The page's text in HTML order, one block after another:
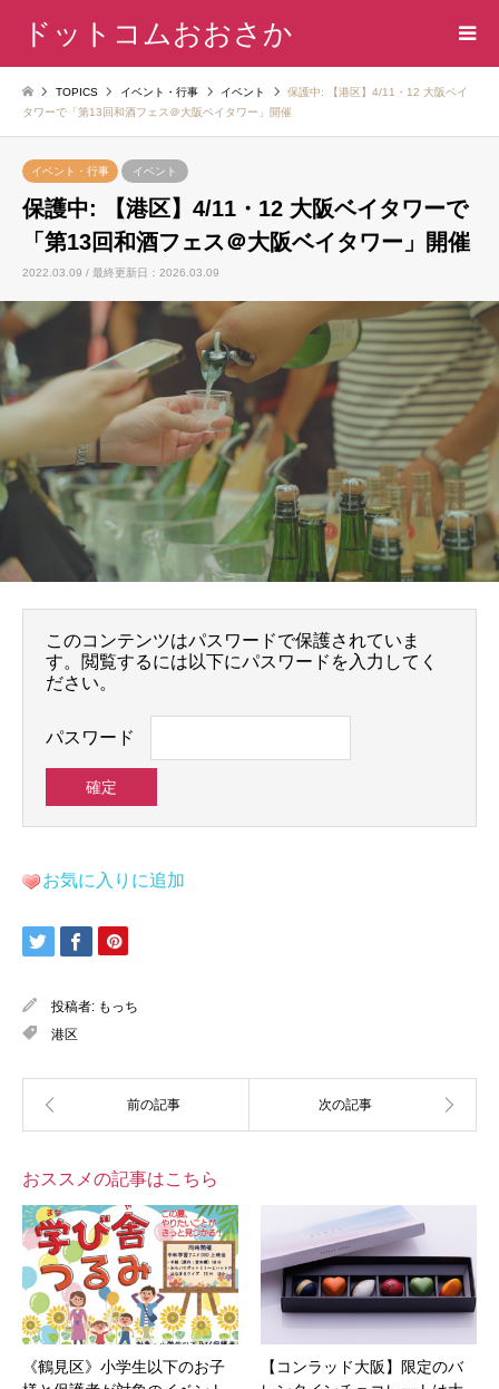
ドットコムおおさか
TOPICS イベント・行事 イベント
保護中: 【港区】4/11・12 大阪ベイ
タワーで「第13回和酒フェス＠大阪ベイタワー」開催
イベント・行事 イベント
保護中: 【港区】4/11・12 大阪ベイタワーで
「第13回和酒フェス＠大阪ベイタワー」開催
2022.03.09 / 最終更新日：2026.03.09
このコンテンツはパスワードで保護されていま
す。閲覧するには以下にパスワードを入力してく
ださい。
パスワード
お気に入りに追加
投稿者: もっち
港区
おススメの記事はこちら
《鶴見区》小学生以下のお子
【コンラッド大阪】限定のバ